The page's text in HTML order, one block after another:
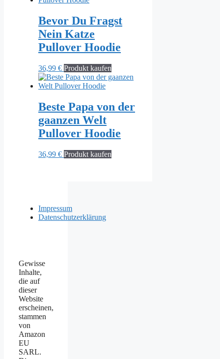
Bevor Du Fragst
Nein Katze
Pullover Hoodie
36,99 € Produkt kaufen
Beste Papa von der
gaanzen Welt
Pullover Hoodie
36,99 € Produkt kaufen
Impressum
Datenschutzerklärung
Gewisse
Inhalte,
die auf
dieser
Website
erscheinen,
stammen
von
Amazon
EU
SARL.